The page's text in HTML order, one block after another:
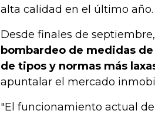
alta calidad en el último año.
Desde finales de septiembre,
bombardeo de medidas
de tipos y normas más
apuntalar el mercado
"El funcionamiento actual